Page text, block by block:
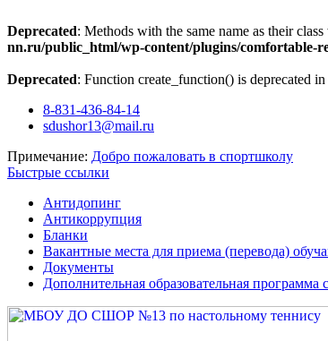
Deprecated: Methods with the same name as their
nn.ru/public_html/wp-content/plugins/comfortable-
Deprecated: Function create_function() is deprecated in
Перейти8-831-436-84-14
sdushor13@mail.ru
Примечание: Добро пожаловать в спортшколу
Быстрые ссылки
Антидопинг
Антикоррупция
Бланки
Вакантные места для приема (перевода)
Документы
Дополнительная образовательная